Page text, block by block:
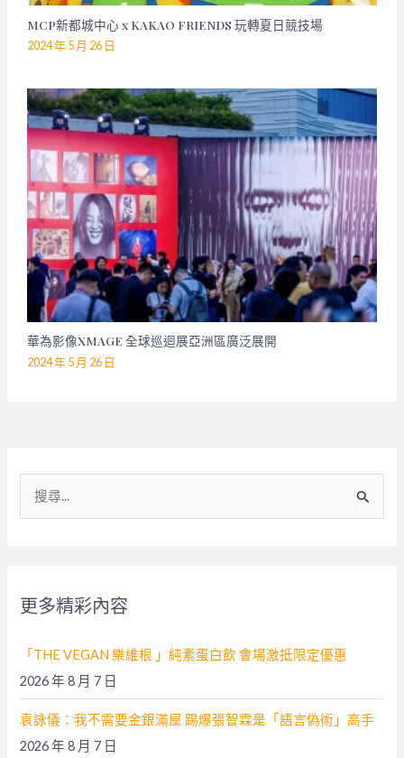
MCP新都城中心 x KAKAO FRIENDS 玩轉夏日競技場
2024 年 5 月 26 日
華為影像XMAGE 全球巡迴展亞洲區廣泛展開
2024 年 5 月 26 日
:
更多精彩內容
「THE VEGAN 樂維根 」純素蛋白飲 會場激抵限定優惠
2026 年 8 月 7 日
袁詠儀：我不需要金銀滿屋 踢爆張智霖是「語言偽術」高手
2026 年 8 月 7 日